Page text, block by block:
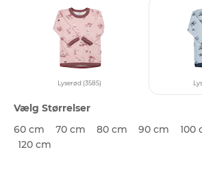
Lyserød (3585)
Vælg Størrelser
60 cm
70 cm 80 cm 90 cm 100
120 cm